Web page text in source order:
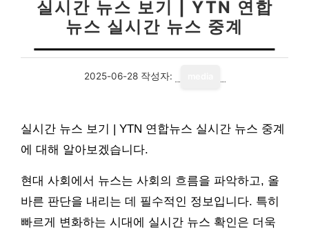
실시간 뉴스 보기 | YTN 연합
뉴스 실시간 뉴스 중계
2025-06-28 작성자:
실시간 뉴스 보기 | YTN 연합뉴스 실시간 뉴스 중계
에 대해 알아보겠습니다.
현대 사회에서 뉴스는 사회의 흐름을 파악하고, 올
바른 판단을 내리는 데 필수적인 정보입니다. 특히
빠르게 변화하는 시대에 실시간 뉴스 확인은 더욱